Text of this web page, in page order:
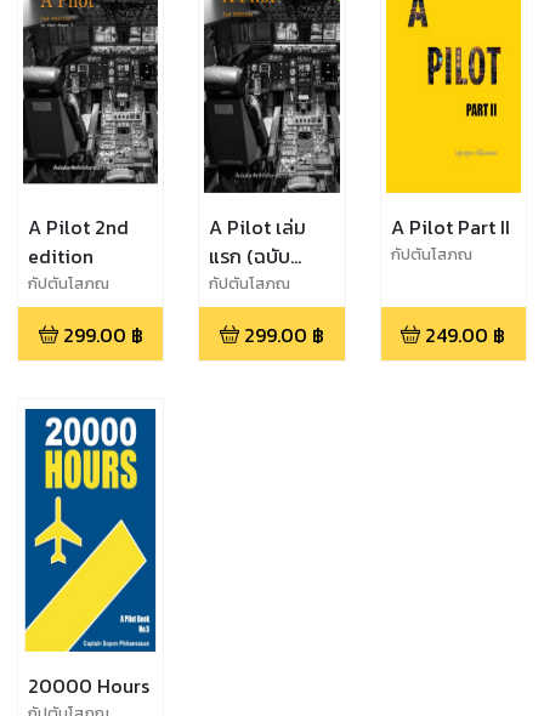
A Pilot 2nd
edition
กัปตันโสภณ
พิฆเนศวร
299.00 ฿
A Pilot เล่ม
แรก (ฉบับ
ปรับปรุงใหม่)
กัปตันโสภณ
299.00 ฿
A Pilot Part II
กัปตันโสภณ
249.00 ฿
20000 Hours